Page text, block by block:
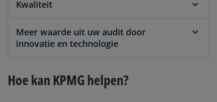
Kwaliteit
Meer waarde uit uw audit door
innovatie en technologie
Hoe kan KPMG helpen?